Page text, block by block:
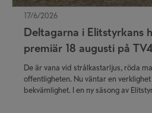
17/6/2026
Deltagarna i Elitstyrkans
premiär 18 augusti på
De är vana vid strålkastarljus, röda
offentligheten. Nu väntar en
bekvämlighet. I en ny säsong av